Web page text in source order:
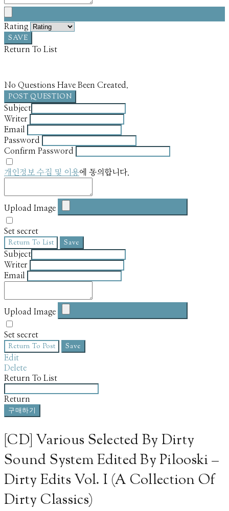
Rating
SAVE
Return To List
No Questions Have Been Created.
POST QUESTION
Subject
Writer
Email
Password
Confirm Password
개인정보 수집 및 이용에 동의합니다.
Upload Image
Set secret
Return To List Save
Subject
Writer
Email
Upload Image
Set secret
Return To Post Save
Edit
Delete
Return To List
Return
구매하기
[CD] Various Selected By Dirty
Sound System Edited By Pilooski –
Dirty Edits Vol. I (A Collection Of
Dirty Classics)